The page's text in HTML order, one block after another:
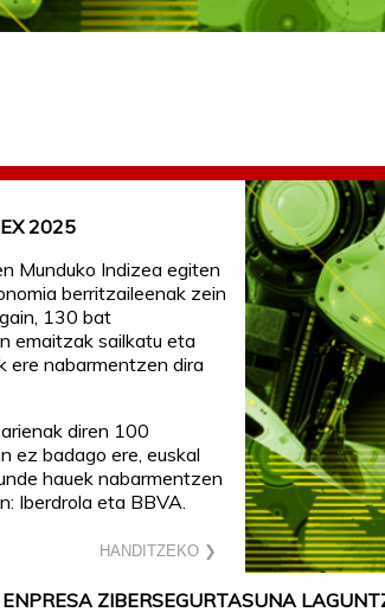
2025
Munduko Indizea egiten
berritzaileenak zein
130 bat
emaitzak sailkatu eta
ere nabarmentzen dira
diren 100
ez badago ere, euskal
hauek nabarmentzen
Iberdrola eta BBVA.
HANDITZEKO ❯
ENPRESA ZIBERSEGURTASUNA